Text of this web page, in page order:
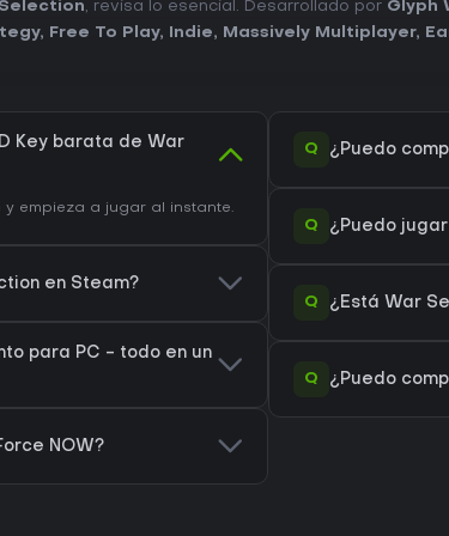
, revisa lo esencial. Desarrollado por Glyph
, Free To Play, Indie, Massively Multiplayer,
Key barata de War
y empieza a jugar al instante.
en Steam?
para PC - todo en un
NOW?
Q ¿Puedo
Q ¿Puedo
Q ¿Está War
Q ¿Puedo